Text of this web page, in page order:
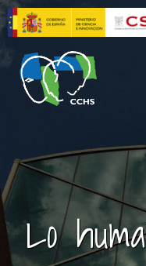
Skip
to
main
content
Lo